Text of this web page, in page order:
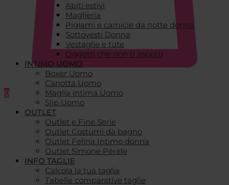
0
Abiti estivi
Maglieria
Pigiami e camicie da notte donna
Sottovesti Donna
Vestaglie e tute
Oggetti che non ti aspetti
INTIMO UOMO
Boxer Uomo
Canotta Uomo
Maglia intima Uomo
Slip Uomo
OUTLET
Outlet e Fine Serie
Outlet Costumi da bagno
Outlet Felina Intimo donna
Outlet Simone Pérèle
INFO TAGLIE
Calcola la tua taglia
Tabelle comparative taglie